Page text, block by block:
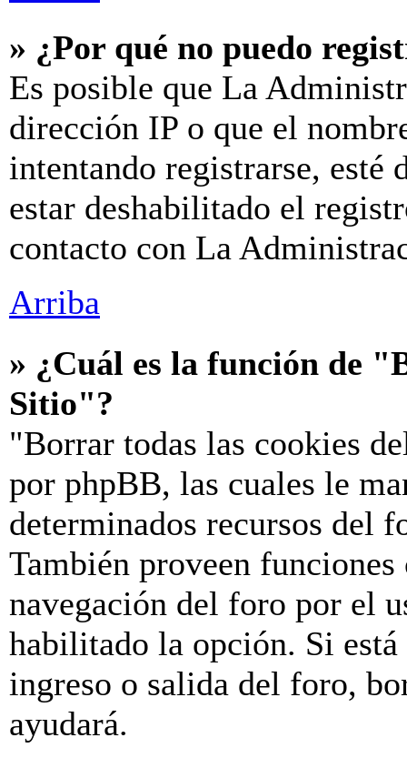
» ¿Por qué no puedo
Es posible que La
dirección IP o que el
intentando registrarse, esté
estar deshabilitado el
contacto con La
Arriba
» ¿Cuál es la función de
Sitio"?
"Borrar todas las cookies
por phpBB, las cuales le
determinados recursos del
También proveen
navegación del foro por el
habilitado la opción. Si
ingreso o salida del foro,
ayudará.